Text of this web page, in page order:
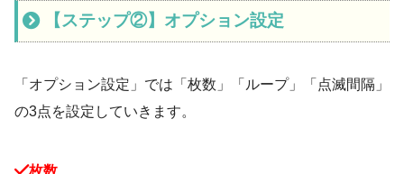
【ステップ②】オプション設定
「オプション設定」では「枚数」「ループ」「点滅間隔」
の3点を設定していきます。
枚数